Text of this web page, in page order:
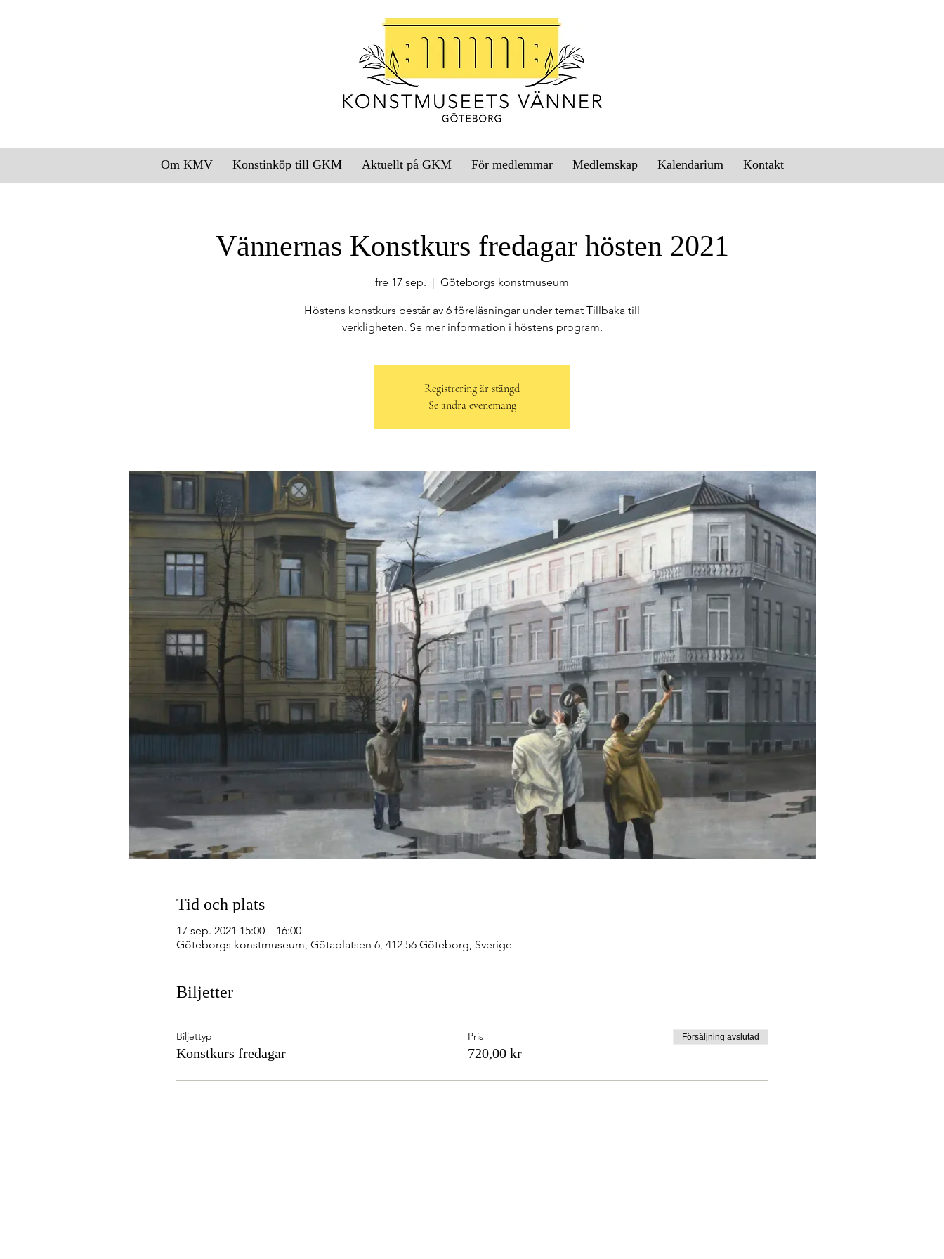
Om KMV Konstinköp till GKM Aktuellt på GKM För medlemmar Medlemskap Kalendarium Kontakt
Vännernas Konstkurs fredagar hösten 2021
fre 17 sep.
  |
Göteborgs konstmuseum
Höstens konstkurs består av 6 föreläsningar under temat Tillbaka till
verkligheten. Se mer information i höstens program.
Registrering är stängd
Se andra evenemang
Tid och plats
17 sep. 2021 15:00 – 16:00
Göteborgs konstmuseum, Götaplatsen 6, 412 56 Göteborg, Sverige
Biljetter
Biljettyp
Konstkurs fredagar
Pris
720,00 kr
Försäljning avslutad